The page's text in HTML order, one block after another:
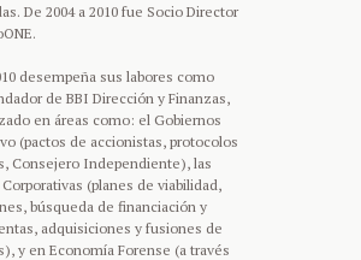
De 2004 a 2010 fue Socio Director
desempeña sus labores como
de BBI Dirección y Finanzas,
en áreas como: el Gobiernos
(pactos de accionistas, protocolos
Consejero Independiente), las
(planes de viabilidad,
búsqueda de financiación y
adquisiciones y fusiones de
y en Economía Forense (a través